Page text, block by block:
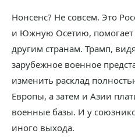
Нонсенс? Не совсем. Это
и Южную Осетию, помогает
другим странам. Трамп,
зарубежное военное
изменить расклад
Европы, а затем и Азии
военные базы. И у
иного выхода.